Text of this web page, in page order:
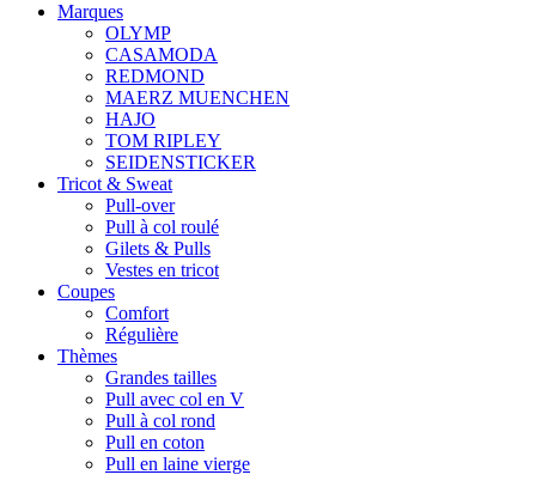
Marques
OLYMP
CASAMODA
REDMOND
MAERZ MUENCHEN
HAJO
TOM RIPLEY
SEIDENSTICKER
Tricot & Sweat
Pull-over
Pull à col roulé
Gilets & Pulls
Vestes en tricot
Coupes
Comfort
Régulière
Thèmes
Grandes tailles
Pull avec col en V
Pull à col rond
Pull en coton
Pull en laine vierge